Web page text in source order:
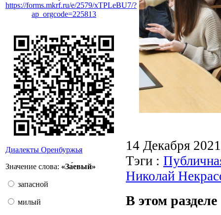
https://forms.mkrf.ru/e/2579/xTPLeBU7/?
ap_orgcode=225813
Диалекты Оренбуржья
Значение слова: «За́евый»
запасной
милый
14 Декабря
Тэги :
Николай
В этом разделе